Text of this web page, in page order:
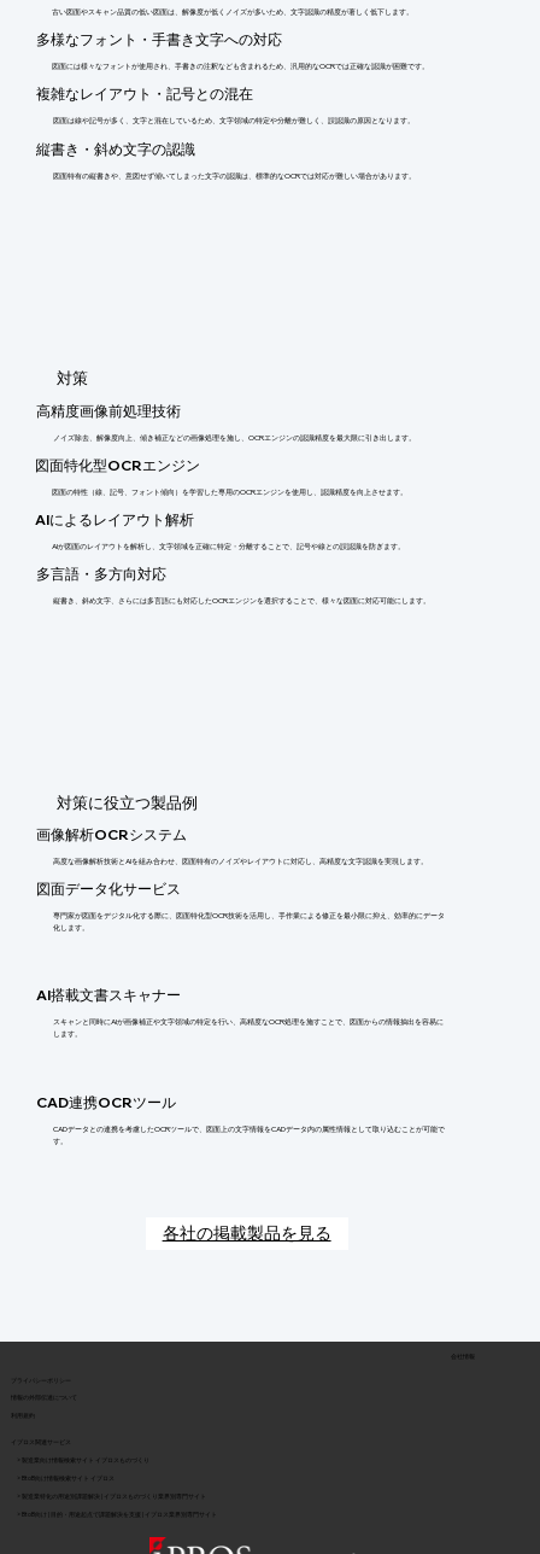
古い図面やスキャン品質の低い図面は、解像度が低くノイズが多いため、文字認識の精度が著しく低下します。
多様なフォント・手書き文字への対応
図面には様々なフォントが使用され、手書きの注釈なども含まれるため、汎用的なOCRでは正確な認識が困難です。
複雑なレイアウト・記号との混在
図面は線や記号が多く、文字と混在しているため、文字領域の特定や分離が難しく、誤認識の原因となります。
縦書き・斜め文字の認識
図面特有の縦書きや、意図せず傾いてしまった文字の認識は、標準的なOCRでは対応が難しい場合があります。
​対策
高精度画像前処理技術
ノイズ除去、解像度向上、傾き補正などの画像処理を施し、OCRエンジンの認識精度を最大限に引き出します。
図面特化型OCRエンジン
図面の特性（線、記号、フォント傾向）を学習した専用のOCRエンジンを使用し、認識精度を向上させます。
AIによるレイアウト解析
AIが図面のレイアウトを解析し、文字領域を正確に特定・分離することで、記号や線との誤認識を防ぎます。
多言語・多方向対応
縦書き、斜め文字、さらには多言語にも対応したOCRエンジンを選択することで、様々な図面に対応可能にします。
​対策に役立つ製品例
画像解析OCRシステム
高度な画像解析技術とAIを組み合わせ、図面特有のノイズやレイアウトに対応し、高精度な文字認識を実現します。
図面データ化サービス
専門家が図面をデジタル化する際に、図面特化型OCR技術を活用し、手作業による修正を最小限に抑え、効率的にデータ
化します。
AI搭載文書スキャナー
スキャンと同時にAIが画像補正や文字領域の特定を行い、高精度なOCR処理を施すことで、図面からの情報抽出を容易に
します。
CAD連携OCRツール
CADデータとの連携を考慮したOCRツールで、図面上の文字情報をCADデータ内の属性情報として取り込むことが可能で
す。
各社の掲載製品を見る
​情報の外部伝達について
会社情報
イプロス関連サービス
> 製造業向け情報検索サイト イプロスものづくり
> BtoB向け | 目的・用途起点で課題解決を支援 | イプロス業界別専門サイト
> BtoB向け情報検索サイト イプロス
> 製造業特化の用途別課題解決 | イプロスものづくり業界別専門サイト